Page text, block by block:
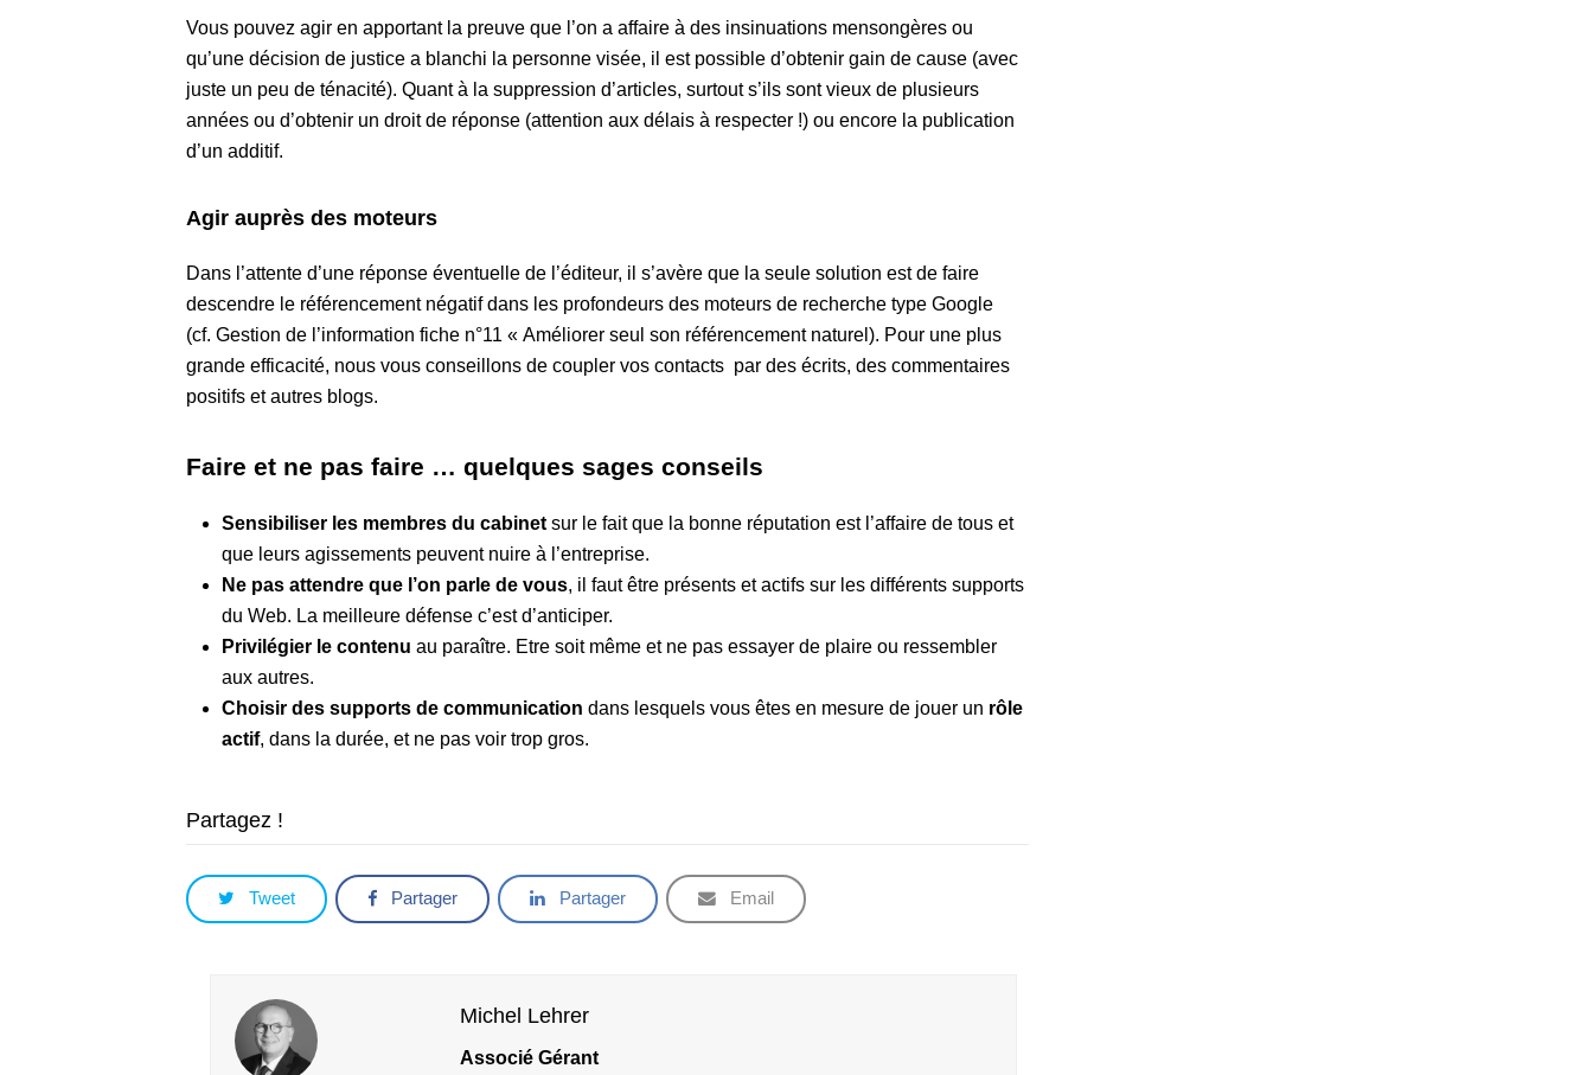
Vous pouvez agir en apportant la preuve que l’on a affaire à des insinuations mensongères ou
qu’une décision de justice a blanchi la personne visée, il est possible d’obtenir gain de cause (avec
juste un peu de ténacité). Quant à la suppression d’articles, surtout s’ils sont vieux de plusieurs
années ou d’obtenir un droit de réponse (attention aux délais à respecter !) ou encore la publication
d’un additif.
Agir auprès des moteurs
Dans l’attente d’une réponse éventuelle de l’éditeur, il s’avère que la seule solution est de faire
descendre le référencement négatif dans les profondeurs des moteurs de recherche type Google
(cf. Gestion de l’information fiche n°11 « Améliorer seul son référencement naturel). Pour une plus
grande efficacité, nous vous conseillons de coupler vos contacts par des écrits, des commentaires
positifs et autres blogs.
Faire et ne pas faire … quelques sages conseils
Sensibiliser les membres du cabinet sur le fait que la bonne réputation est l’affaire de tous et
que leurs agissements peuvent nuire à l’entreprise.
Ne pas attendre que l’on parle de vous, il faut être présents et actifs sur les différents supports
du Web. La meilleure défense c’est d’anticiper.
Privilégier le contenu au paraître. Etre soit même et ne pas essayer de plaire ou ressembler
aux autres.
Choisir des supports de communication dans lesquels vous êtes en mesure de jouer un rôle
actif, dans la durée, et ne pas voir trop gros.
Partagez !
Tweet Partager Partager Email
Michel Lehrer
Associé Gérant